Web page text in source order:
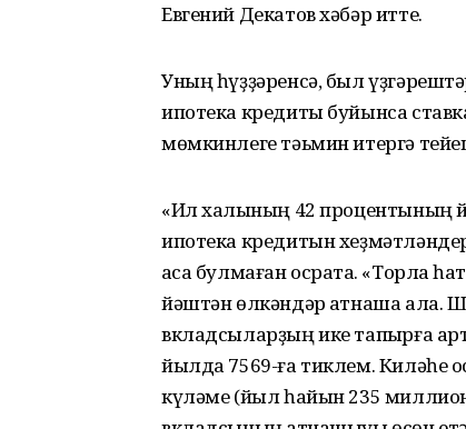
Евгений Декатов хәбәр итте.
Уның һүҙҙәренсә, был
ипотека кредиты буйынса
мөмкинлеге тәьмин итергә
«Ил халҡының 42 процентының
ипотека кредитын
аҡса булмаған осраҡта. «Торлаҡ
йәштән өлкәндәр ҡатнаша ала.
вкладсыларҙың ике тапҡырға
йылда 7569-ға тиклем. Киләһе
күләме (йыл һайын 235